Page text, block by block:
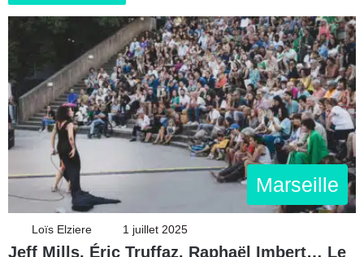
Marseille
Loïs Elziere 1 juillet 2025
Jeff Mills, Éric Truffaz, Raphaël Imbert… Le